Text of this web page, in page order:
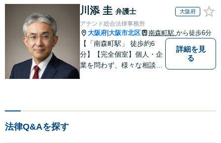
日・夜間相談可】
川添 圭 弁護士 大阪府
アテンド総合法律事務所
大阪府 大阪市北区 南森町駅 から徒歩6分
【「南森町駅」 徒歩約6
分】【完全個室】個人・企
業を問わず、様々な相談を
詳細を見
る
法律Q&Aを探す